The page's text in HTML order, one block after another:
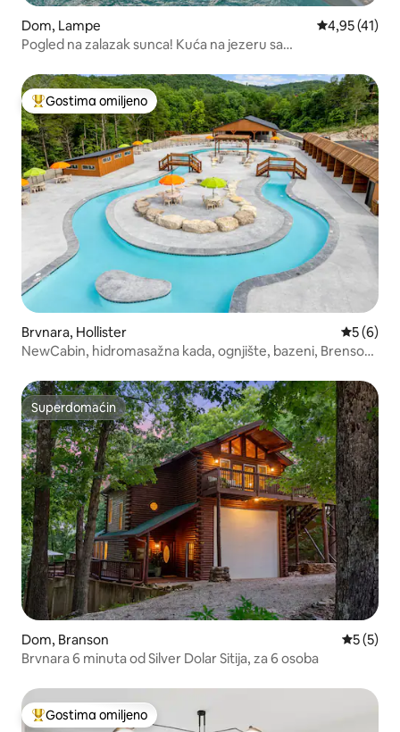
Dom, Lampe Prosečna
4,95 (41)
Pogled na zalazak sunca! Kuća na jezeru sa
Najuspešniji među gostima omiljenim
Gostima omiljeno
Brvnara, Hollister
5 (6)
NewCabin, hidromasažna kada, ognjište, bazeni, Brenson,
Superdomaćin
Superdomaćin
Dom, Branson
5 (5)
Brvnara 6 minuta od Silver Dolar Sitija, za 6 osoba
Najuspešniji među gostima omiljenim
Gostima omiljeno